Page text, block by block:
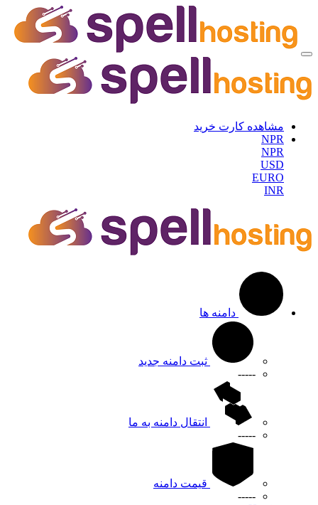
مشاهده کارت خرید
NPR
NPR
USD
EURO
INR
دامنه ها
ثبت دامنه جدید
-----
انتقال دامنه به ما
-----
قیمت دامنه
-----